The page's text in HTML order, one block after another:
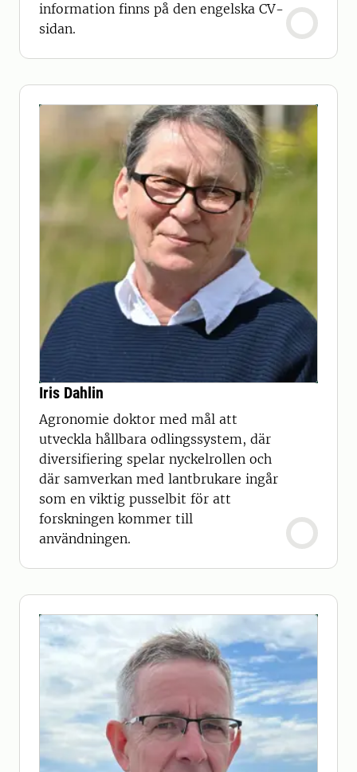
information finns på den engelska CV-
sidan.
Iris Dahlin
Agronomie doktor med mål att
utveckla hållbara odlingssystem, där
diversifiering spelar nyckelrollen och
där samverkan med lantbrukare ingår
som en viktig pusselbit för att
forskningen kommer till
användningen.